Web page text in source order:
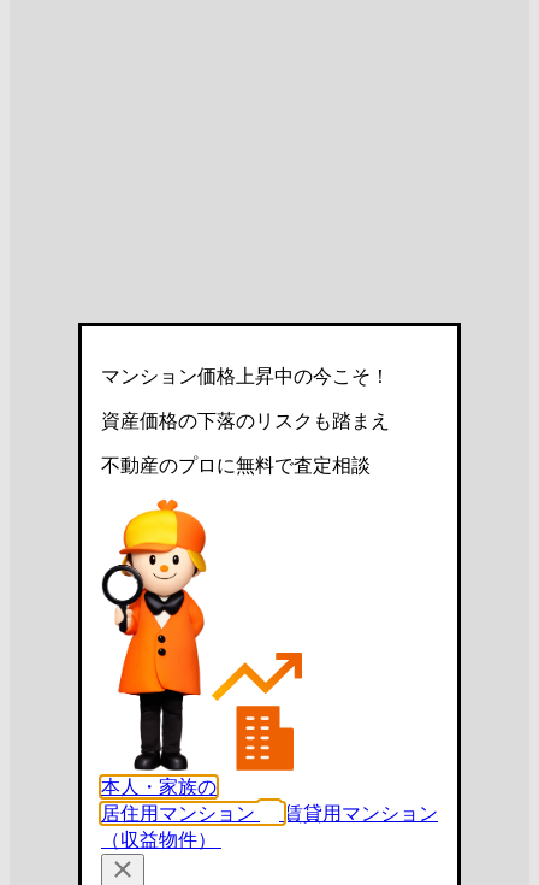
マンション価格上昇中の今こそ！
資産価格の下落のリスクも踏まえ
不動産のプロに無料で査定相談
本人・家族の
居住用マンション
賃貸用マンション
（収益物件）